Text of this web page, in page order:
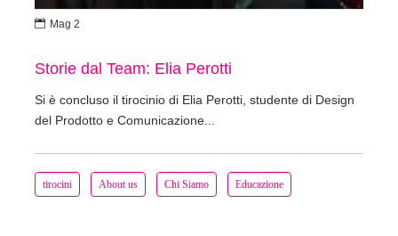
tirocini About us Chi Siamo Educazione
Storie dal Team: Elia Perotti
Si è concluso il tirocinio di Elia Perotti, studente di Design
del Prodotto e Comunicazione...
 Mag 2